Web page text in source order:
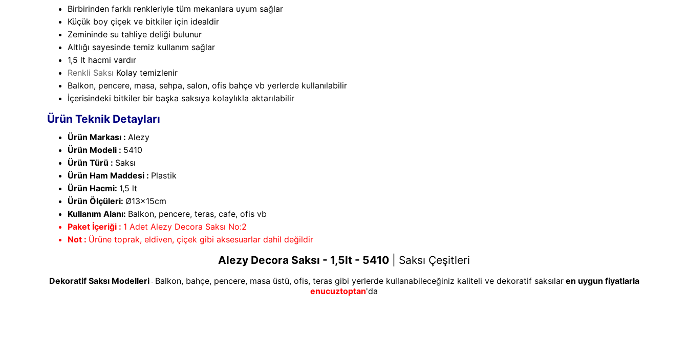
Birbirinden farklı renkleriyle tüm mekanlara uyum sağlar
Küçük boy çiçek ve bitkiler için idealdir
Zemininde su tahliye deliği bulunur
Altlığı sayesinde temiz kullanım sağlar
1,5 lt hacmi vardır
Renkli Saksı Kolay temizlenir
Balkon, pencere, masa, sehpa, salon, ofis bahçe vb yerlerde kullanılabilir
İçerisindeki bitkiler bir başka saksıya kolaylıkla aktarılabilir
Ürün Teknik Detayları
Ürün Markası : Alezy
Ürün Modeli : 5410
Ürün Türü : Saksı
Ürün Ham Maddesi : Plastik
Ürün Hacmi: 1,5 lt
Ürün Ölçüleri: Ø13x15cm
Kullanım Alanı: Balkon, pencere, teras, cafe, ofis vb
Paket İçeriği : 1 Adet Alezy Decora Saksı No:2
Not : Ürüne toprak, eldiven, çiçek gibi aksesuarlar dahil değildir
Alezy Decora Saksı - 1,5lt - 5410 Saksı Çeşitleri
Dekoratif Saksı Modelleri- Balkon, bahçe, pencere, masa üstü, ofis, teras gibi yerlerde kullanabileceğiniz kaliteli ve dekoratif saksılaren uygun fiyatlarla
enucuztoptan'da